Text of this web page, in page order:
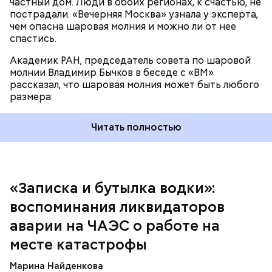
пострадали. «Вечерняя Москва» узнала у эксперта,
чем опасна шаровая молния и можно ли от нее
спастись.
Академик РАН, председатель совета по шаровой
молнии Владимир Бычков в беседе с «ВМ»
рассказал, что шаровая молния может быть любого
размера:
Читать полностью
«Записка и бутылка водки»:
воспоминания ликвидаторов
аварии на ЧАЭС о работе на
месте катастрофы
Марина Найденкова
транспорт. Привезли в полк. Построились. Сказали,
что произошло. Создали мобильный отряд. Через
несколько часов мы направились в сторону
Чернобыля, — вспоминает Макеев.
За свою земную жизнь он совершил множество
добрых дел во славу Божию.